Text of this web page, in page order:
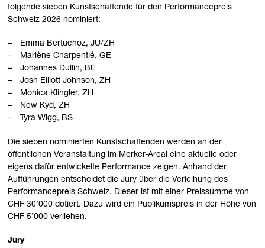
folgende sieben Kunstschaffende für den Performancepreis
Schweiz 2026 nominiert:
Emma Bertuchoz, JU/ZH
Marlène Charpentié, GE
Johannes Dullin, BE
Josh Elliott Johnson, ZH
Monica Klingler, ZH
New Kyd, ZH
Tyra Wigg, BS
Die sieben nominierten Kunstschaffenden werden an der
öffentlichen Veranstaltung im Merker-Areal eine aktuelle oder
eigens dafür entwickelte Performance zeigen. Anhand der
Aufführungen entscheidet die Jury über die Verleihung des
Performancepreis Schweiz. Dieser ist mit einer Preissumme von
CHF 30’000 dotiert. Dazu wird ein Publikumspreis in der Höhe von
CHF 5’000 verliehen.
Jury